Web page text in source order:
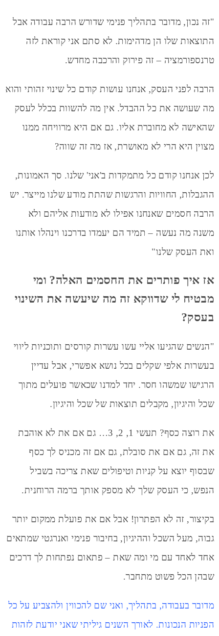
"זה נכון, מדובר בתהליך פנימי שדורש הרבה עבודה אבל
התוצאות שלו הן מדהימות. לא סתם אני קוראת לזה
טרנספורמציה – זה פירוק והרכבה מחדש.
הרבה לפני העסק, אנחנו עושות קודם כל שינוי זהותי והוא
מה שעושה את כל ההבדל. אין מה להשוות בכלל לעסק
שהאישה לא מחוברת אליו. גם אם היא מרוויחה ממנו
מצוין היא הרי לא מאושרת, אז מה זה שווה?
לכן אנחנו קודם כל מתמקדות ב'אני' שלנו. סך האמונות,
ההגבלות, החוויות והרגשות שהתת מודע שלנו מייצר. יש
הרבה חסמים שאנחנו אפילו לא מודעות אליהם ולא
משנה מה נעשה – תמיד הם יעמדו בדרכנו וינהלו אותנו
ואת העסק שלנו"
אז איך פותרים את החסמים האלה? ומי
מבטיח לי שדווקא זה מה שיעשה את השינוי
בעסק?
"הנשים שהגיעו אליי עשו עשרות קורסים ותוכניות ליווי
בעשרות אלפי שקלים בכל נושא אפשרי, אבל עדיין
הרגישו שמשהו חסר. יחד למדנו שכאשר פועלים מתוך
שכל והיגיון, מקבלים תוצאות של שכל והיגיון.
את רוצה כסף? תעשי 1, 2, 3… גם אם את לא אוהבת
את זה, גם אם את סובלת, גם אם זה מכניס לך כסף
שבסוף יוצא על קניות וטיפולים שאת צריכה בשביל
הנפש, כי העסק שלך לא מספק אותך ברמה הרוחנית.
בקיצור, זה לא הפתרון! אבל אם את פועלת ממקום יותר
גבוה, מעל השכל וההיגיון, בחיבור פנימי ואנרגטי שמתאים
אחד לאחד עם מי ומה שאת – פתאום נפתחות לך דרכים
שבהן הכל פשוט מתחבר.
מדובר בעבודה, בתהליך, ואני שם להכווין ולהצביע על כל
הפניות הנכונות. לאורך השנים גיליתי שאני יודעת לזהות